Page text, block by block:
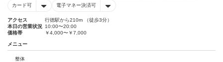
カード可 電子マネー決済可
アクセス
行徳駅から210m （徒歩3分）
本日の営業状況 10:00〜20:00
価格帯
￥4,000〜￥7,000
メニュー
整体